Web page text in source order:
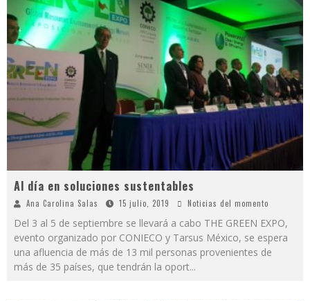
Al día en soluciones sustentables
Ana Carolina Salas 15 julio, 2019 Noticias del momento
Del 3 al 5 de septiembre se llevará a cabo THE GREEN EXPO,
evento organizado por CONIECO y Tarsus México, se espera
una afluencia de más de 13 mil personas provenientes de
más de 35 países, que tendrán la oport...